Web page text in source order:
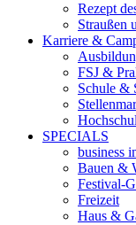
Rezept
Straußen
Karriere &
FSJ &
Schule &
SPECIALS
business
Bauen &
Festival-
Freizeit
Haus &